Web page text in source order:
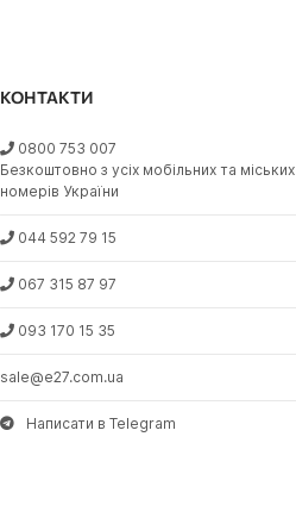
КОНТАКТИ
0800 753 007
Безкоштовно з усіх мобільних та міських
номерів України
044 592 79 15
067 315 87 97
093 170 15 35
sale@e27.com.ua
Написати в Telegram